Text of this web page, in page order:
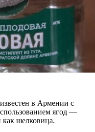
в Армении с
ягод —
как шелковица.